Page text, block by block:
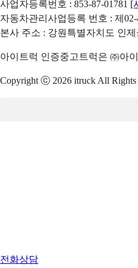
사업자등록번호 : 853-87-01781 [
자동차관리사업등록 번호 : 제
본사 주소 : 강원특별자치도 인
아이트럭 인증중고트럭은 ㈜아
Copyright ⓒ 2026 itruck All Rights
전화상담